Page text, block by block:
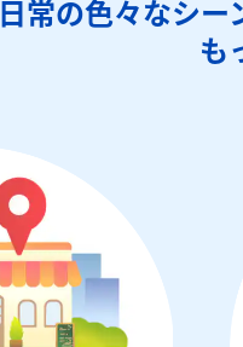
日常の色々なシ
も